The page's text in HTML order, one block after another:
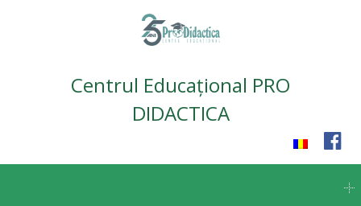
Centrul Educațional PRO
DIDACTICA